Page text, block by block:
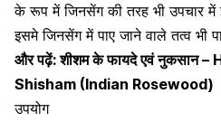
के रूप में जिनसेंग की तरह भी उपचार में
इसमे जिनसेंग में पाए जाने वाले तत्व भी
और पढ़ें:शीशम के फायदे एवं नुकसान
Shisham (Indian Rosewood)
उपयोग